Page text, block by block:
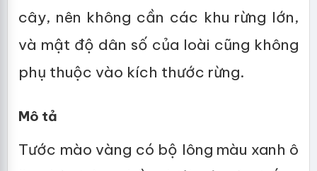
cây, nên không cần các khu rừng lớn,
và mật độ dân số của loài cũng không
phụ thuộc vào kích thước rừng.
Mô tả
Tước mào vàng có bộ lông màu xanh ô